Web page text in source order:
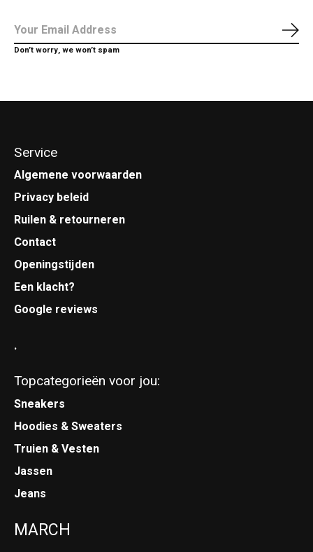
Don’t worry, we won’t spam
Service
Algemene voorwaarden
Privacy beleid
Ruilen & retourneren
Contact
Openingstijden
Een klacht?
Google reviews
.
Topcategorieën voor jou:
Sneakers
Hoodies & Sweaters
Truien & Vesten
Jassen
Jeans
MARCH